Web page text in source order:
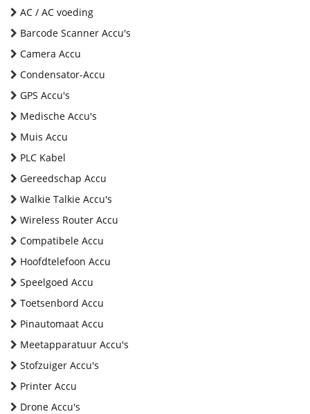
AC / AC voeding
Barcode Scanner Accu's
Camera Accu
Condensator-Accu
GPS Accu's
Medische Accu's
Muis Accu
PLC Kabel
Gereedschap Accu
Walkie Talkie Accu's
Wireless Router Accu
Compatibele Accu
Hoofdtelefoon Accu
Speelgoed Accu
Toetsenbord Accu
Pinautomaat Accu
Meetapparatuur Accu's
Stofzuiger Accu's
Printer Accu
Drone Accu's